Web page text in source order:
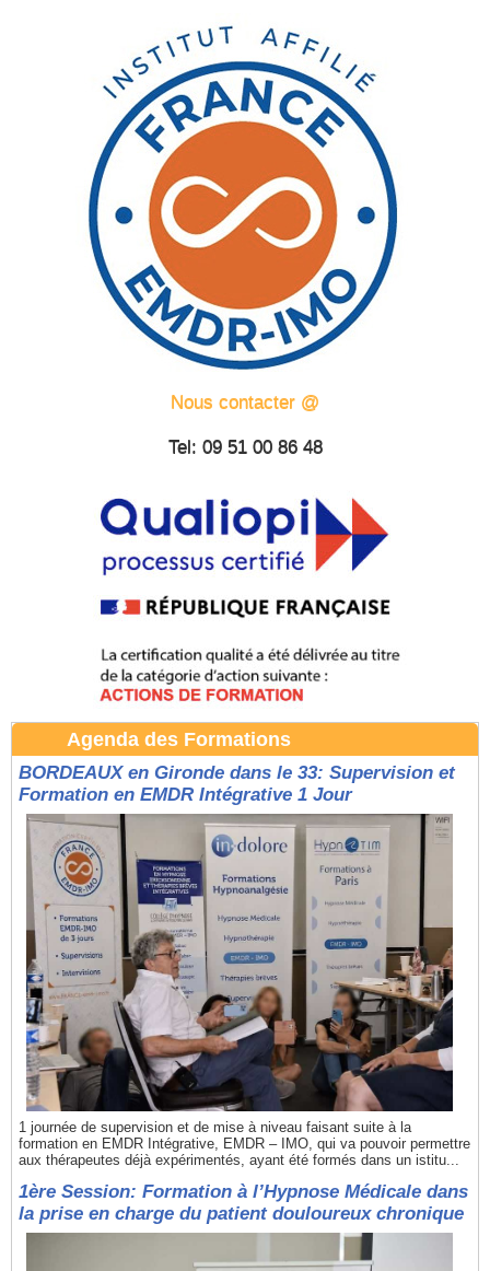
Nous contacter @
Tel: 09 51 00 86 48
Agenda des Formations
BORDEAUX en Gironde dans le 33: Supervision et
Formation en EMDR Intégrative 1 Jour
1 journée de supervision et de mise à niveau faisant suite à la
formation en EMDR Intégrative, EMDR – IMO, qui va pouvoir permettre
aux thérapeutes déjà expérimentés, ayant été formés dans un istitu...
1ère Session: Formation à l’Hypnose Médicale dans
la prise en charge du patient douloureux chronique